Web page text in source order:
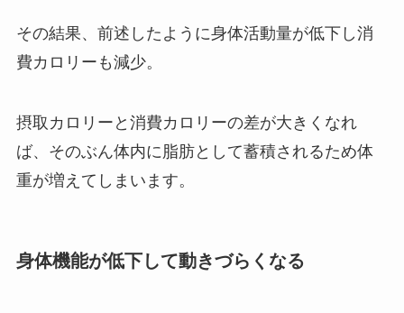
その結果、前述したように身体活動量が低下し消
費カロリーも減少。
摂取カロリーと消費カロリーの差が大きくなれ
ば、そのぶん体内に脂肪として蓄積されるため体
重が増えてしまいます。
身体機能が低下して動きづらくなる